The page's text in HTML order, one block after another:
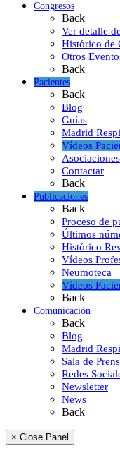
Congresos
Back
Ver detalle
Histórico de
Otros
Back
Pacientes
Back
Blog
Guías
Madrid
Vídeos
Contactar
Back
Publicaciones
Back
Proceso de
Últimos
Histórico
Vídeos
Neumoteca
Vídeos
Back
Comunicación
Back
Blog
Madrid
Sala de
Redes
Newsletter
News
Back
× Close Panel